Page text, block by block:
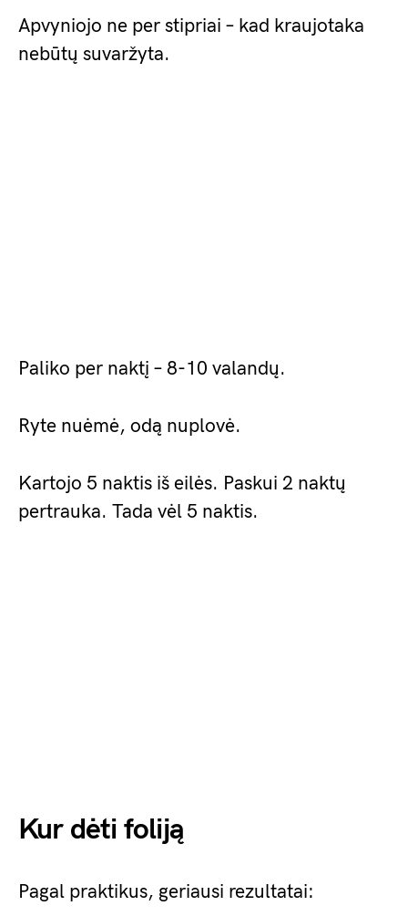
Apvyniojo ne per stipriai – kad kraujotaka
nebūtų suvaržyta.
Paliko per naktį – 8-10 valandų.
Ryte nuėmė, odą nuplovė.
Kartojo 5 naktis iš eilės. Paskui 2 naktų
pertrauka. Tada vėl 5 naktis.
Kur dėti foliją
Pagal praktikus, geriausi rezultatai: